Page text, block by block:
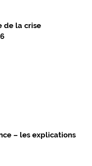
de la crise
– les explications